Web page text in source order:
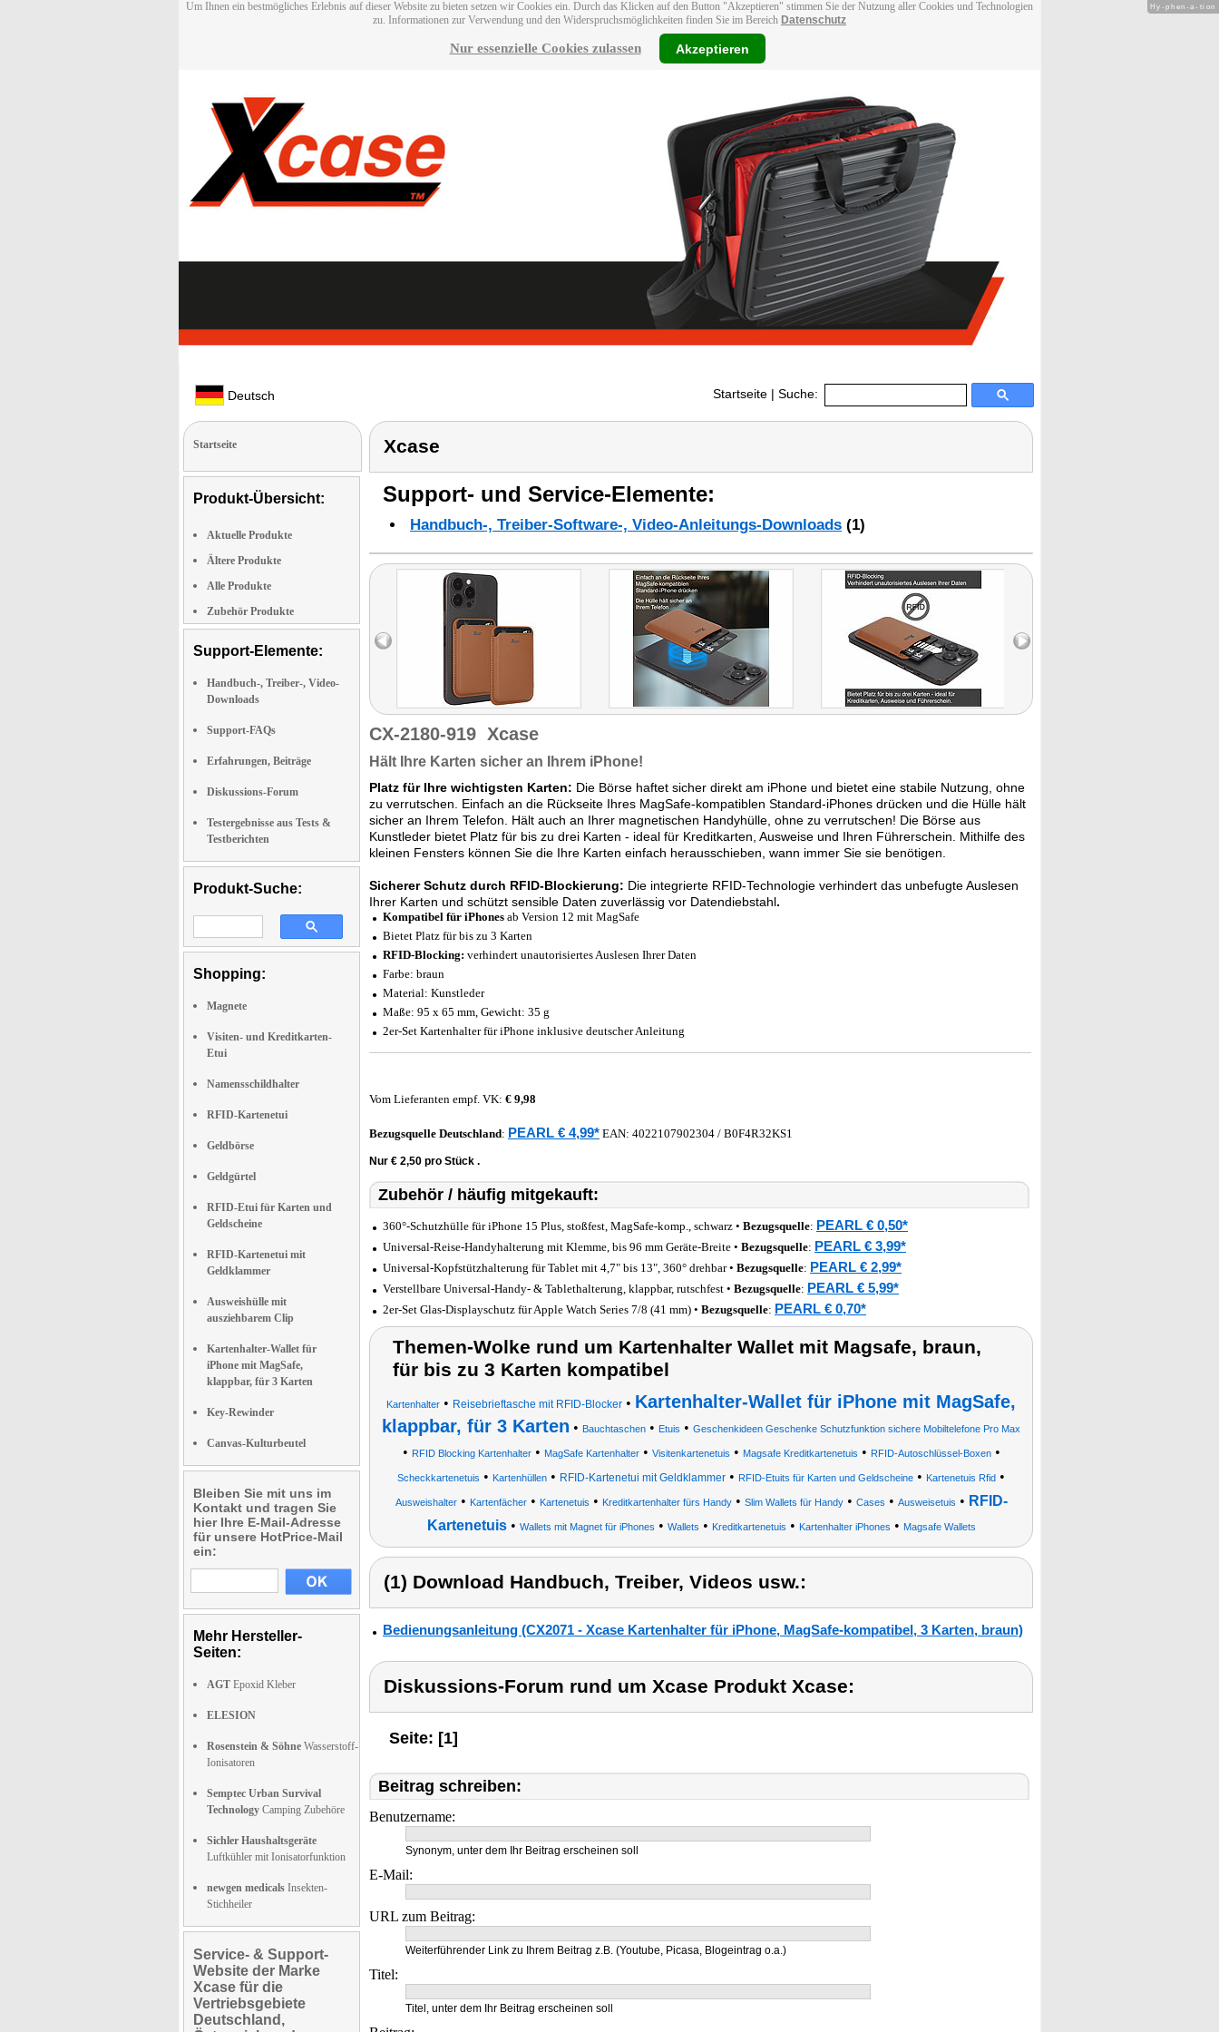
Um Ihnen ein bestmögliches Erlebnis auf dieser Website zu bieten setzen wir Cookies ein. Durch das Klicken auf den Button "Akzeptieren" stimmen Sie der Nutzung aller Cookies und Technologien
zu. Informationen zur Verwendung und den Widerspruchsmöglichkeiten finden Sie im Bereich Datenschutz
Nur essenzielle Cookies zulassen Akzeptieren
Deutsch Startseite | Suche:
Startseite
Produkt-Übersicht:
Aktuelle Produkte
Ältere Produkte
Alle Produkte
Zubehör Produkte
Support-Elemente:
Handbuch-, Treiber-, Video-
Downloads
Support-FAQs
Erfahrungen, Beiträge
Diskussions-Forum
Testergebnisse aus Tests &
Testberichten
Produkt-Suche:
Shopping:
Magnete
Visiten- und Kreditkarten-
Etui
Namensschildhalter
RFID-Kartenetui
Geldbörse
Geldgürtel
RFID-Etui für Karten und
Geldscheine
RFID-Kartenetui mit
Geldklammer
Ausweishülle mit
ausziehbarem Clip
Kartenhalter-Wallet für
iPhone mit MagSafe,
klappbar, für 3 Karten
Key-Rewinder
Canvas-Kulturbeutel
Bleiben Sie mit uns im
Kontakt und tragen Sie
hier Ihre E-Mail-Adresse
für unsere HotPrice-Mail
ein:
Mehr Hersteller-
Seiten:
AGT Epoxid Kleber
ELESION
Rosenstein & Söhne Wasserstoff-
Ionisatoren
Semptec Urban Survival
Technology Camping Zubehöre
Sichler Haushaltsgeräte
Luftkühler mit Ionisatorfunktion
newgen medicals Insekten-
Stichheiler
Service- & Support-
Website der Marke
Xcase für die
Vertriebsgebiete
Deutschland,
Xcase
Support- und Service-Elemente:
Handbuch-, Treiber-Software-, Video-Anleitungs-Downloads (1)
CX-2180-919 Xcase
Hält Ihre Karten sicher an Ihrem iPhone!
Platz für Ihre wichtigsten Karten: Die Börse haftet sicher direkt am iPhone und bietet eine stabile Nutzung, ohne
zu verrutschen. Einfach an die Rückseite Ihres MagSafe-kompatiblen Standard-iPhones drücken und die Hülle hält
sicher an Ihrem Telefon. Hält auch an Ihrer magnetischen Handyhülle, ohne zu verrutschen! Die Börse aus
Kunstleder bietet Platz für bis zu drei Karten - ideal für Kreditkarten, Ausweise und Ihren Führerschein. Mithilfe des
kleinen Fensters können Sie die Ihre Karten einfach herausschieben, wann immer Sie sie benötigen.
Sicherer Schutz durch RFID-Blockierung: Die integrierte RFID-Technologie verhindert das unbefugte Auslesen
Ihrer Karten und schützt sensible Daten zuverlässig vor Datendiebstahl.
Kompatibel für iPhones ab Version 12 mit MagSafe
Bietet Platz für bis zu 3 Karten
RFID-Blocking: verhindert unautorisiertes Auslesen Ihrer Daten
Farbe: braun
Material: Kunstleder
Maße: 95 x 65 mm, Gewicht: 35 g
2er-Set Kartenhalter für iPhone inklusive deutscher Anleitung
Vom Lieferanten empf. VK: € 9,98
Bezugsquelle Deutschland: PEARL € 4,99* EAN: 4022107902304 / B0F4R32KS1
Nur € 2,50 pro Stück .
Zubehör / häufig mitgekauft:
360°-Schutzhülle für iPhone 15 Plus, stoßfest, MagSafe-komp., schwarz • Bezugsquelle: PEARL € 0,50*
Universal-Reise-Handyhalterung mit Klemme, bis 96 mm Geräte-Breite • Bezugsquelle: PEARL € 3,99*
Universal-Kopfstützhalterung für Tablet mit 4,7" bis 13", 360° drehbar • Bezugsquelle: PEARL € 2,99*
Verstellbare Universal-Handy- & Tablethalterung, klappbar, rutschfest • Bezugsquelle: PEARL € 5,99*
2er-Set Glas-Displayschutz für Apple Watch Series 7/8 (41 mm) • Bezugsquelle: PEARL € 0,70*
Themen-Wolke rund um Kartenhalter Wallet mit Magsafe, braun,
für bis zu 3 Karten kompatibel
Kartenhalter • Reisebrieftasche mit RFID-Blocker • Kartenhalter-Wallet für iPhone mit MagSafe,
klappbar, für 3 Karten • Bauchtaschen • Etuis • Geschenkideen Geschenke Schutzfunktion sichere Mobiltelefone Pro Max
• RFID Blocking Kartenhalter• MagSafe Kartenhalter• Visitenkartenetuis • Magsafe Kreditkartenetuis • RFID-Autoschlüssel-Boxen•
Scheckkartenetuis • Kartenhüllen • RFID-Kartenetui mit Geldklammer • RFID-Etuits für Karten und Geldscheine • Kartenetuis Rfid •
Ausweishalter• Kartenfächer• Kartenetuis • Kreditkartenhalter fürs Handy• Slim Wallets für Handy• Cases • Ausweisetuis • RFID-
Kartenetuis• Wallets mit Magnet für iPhones • Wallets • Kreditkartenetuis • Kartenhalter iPhones • Magsafe Wallets
(1) Download Handbuch, Treiber, Videos usw.:
Bedienungsanleitung (CX2071 - Xcase Kartenhalter für iPhone, MagSafe-kompatibel, 3 Karten, braun)
Diskussions-Forum rund um Xcase Produkt Xcase:
Seite: [1]
Beitrag schreiben:
Benutzername:
Synonym, unter dem Ihr Beitrag erscheinen soll
E-Mail:
URL zum Beitrag:
Weiterführender Link zu Ihrem Beitrag z.B. (Youtube, Picasa, Blogeintrag o.a.)
Titel:
Titel, unter dem Ihr Beitrag erscheinen soll
Hy-phen-a-tion